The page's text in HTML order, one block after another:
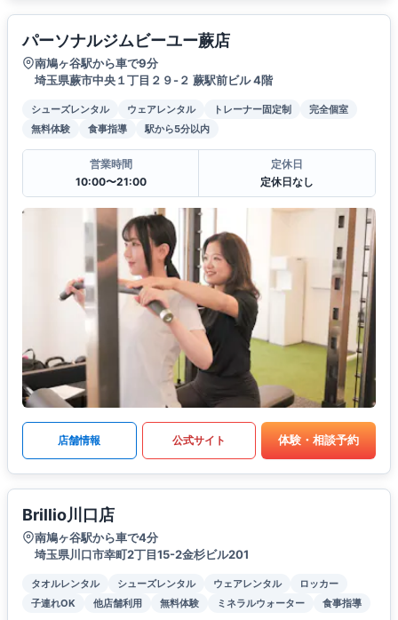
パーソナルジムビーユー蕨店
南鳩ヶ谷駅から車で9分
埼玉県蕨市中央１丁目２９-２ 蕨駅前ビル 4階
シューズレンタル ウェアレンタル トレーナー固定制
完全個室
無料体験
食事指導 駅から5分以内
営業時間
10:00〜21:00
定休日
定休日なし
店舗情報 公式サイト 体験・相談予約
Brillio川口店
南鳩ヶ谷駅から車で4分
埼玉県川口市幸町2丁目15-2金杉ビル201
タオルレンタル シューズレンタル ウェアレンタル
ロッカー
子連れOK
他店舗利用 無料体験 ミネラルウォーター 食事指導